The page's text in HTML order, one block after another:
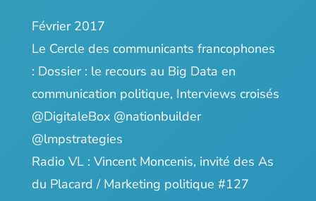
Février 2017
Le Cercle des communicants francophones
: Dossier : le recours au Big Data en
communication politique, Interviews croisés
@DigitaleBox @nationbuilder
@lmpstrategies
Radio VL : Vincent Moncenis, invité des As
du Placard / Marketing politique #127